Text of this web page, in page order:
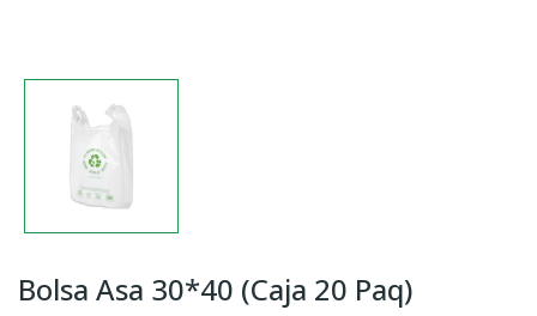
Bolsa Asa 30*40 (Caja 20 Paq)